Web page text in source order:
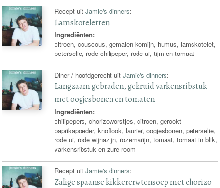
Recept uitJamie's dinners:
Lamskoteletten
Ingrediënten:
citroen, couscous, gemalen komijn, humus, lamskotelet,
peterselie, rode chilipeper, rode ui, tijm en tomaat
Diner / hoofdgerecht uitJamie's dinners:
Langzaam gebraden, gekruid varkensribstuk
met oogjesbonen en tomaten
Ingrediënten:
chilipepers, chorizoworstjes, citroen, gerookt
paprikapoeder, knoflook, laurier, oogjesbonen, peterselie,
rode ui, rode wijnazijn, rozemarijn, tomaat, tomaat in blik,
varkensribstuk en zure room
Recept uitJamie's dinners:
Zalige spaanse kikkererwtensoep met chorizo